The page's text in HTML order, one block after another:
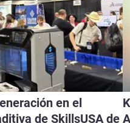
en el
de SkillsUSA de